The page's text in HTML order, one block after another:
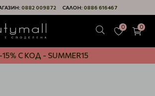
0882 009872 САЛОН: 0886 616467
0 0
-15% С КОД - SUMMER15